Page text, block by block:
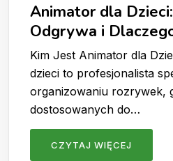
Animator dla
Odgrywa i
Wynająć?
Kim Jest Animator dla
dzieci to profesjonalista
organizowaniu rozrywek,
dostosowanych do…
CZYTAJ WIĘCEJ